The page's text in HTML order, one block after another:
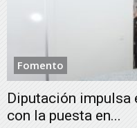
Fomento
Diputación impulsa
con la puesta en...